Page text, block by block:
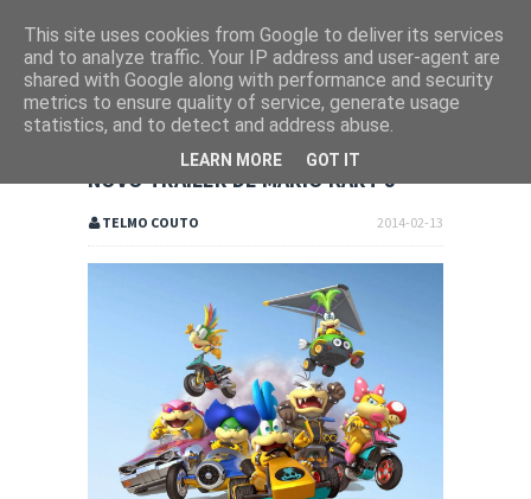
NOVO TRAILER DE MARIO KART 8
2014-02-13
TELMO COUTO
This site uses cookies from Google to deliver its services
and to analyze traffic. Your IP address and user-agent are
shared with Google along with performance and security
metrics to ensure quality of service, generate usage
statistics, and to detect and address abuse.
LEARN MORE GOT IT